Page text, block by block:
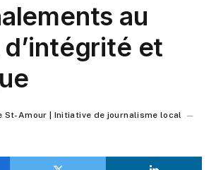
au
d’intégrité et
St-Amour | Initiative de journalisme local